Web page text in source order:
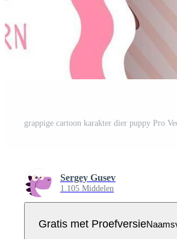
grappige cartoon karakter dier puppy Pro
Sergey Gusev
1.105 Middelen
Gratis met Proefversie